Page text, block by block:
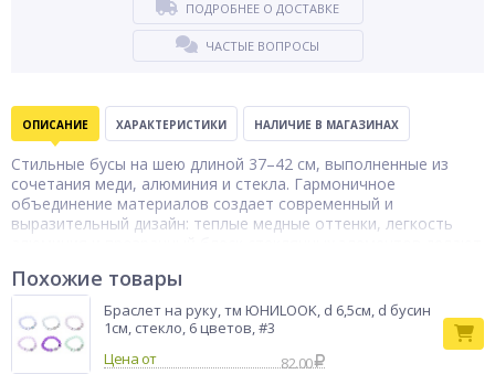
ПОДРОБНЕЕ О ДОСТАВКЕ
ЧАСТЫЕ ВОПРОСЫ
ОПИСАНИЕ ХАРАКТЕРИСТИКИ НАЛИЧИЕ В МАГАЗИНАХ
Стильные бусы на шею длиной 37–42 см, выполненные из
сочетания меди, алюминия и стекла. Гармоничное
объединение материалов создает современный и
выразительный дизайн: теплые медные оттенки, легкость
мягко ложатся по линии шеи, подчеркивая женственность и
индивидуальность образа. Отлично подойдут как для
повседневных комплектов, так и для особых случаев,
добавляя образу оригинальный акцент.
Похожие товары
Браслет на руку, тм ЮНИLOOK, d 6,5см, d бусин
1см, стекло, 6 цветов, #3
Цена от
82.00